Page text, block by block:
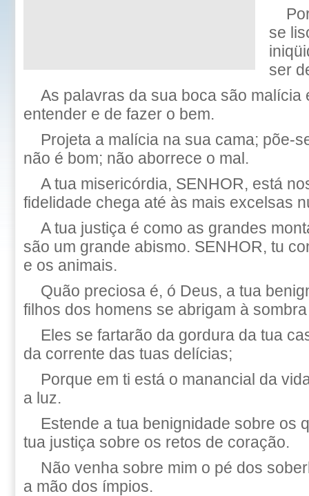
se
ser
As palavras da sua boca são malícia
entender e de fazer o bem.
Projeta a malícia na sua cama; põe-
não é bom; não aborrece o mal.
A tua misericórdia, SENHOR, está
fidelidade chega até às mais excelsas
A tua justiça é como as grandes
são um grande abismo. SENHOR, tu
e os animais.
Quão preciosa é, ó Deus, a tua
filhos dos homens se abrigam à
Eles se fartarão da gordura da tua
da corrente das tuas delícias;
Porque em ti está o manancial da
a luz.
Estende a tua benignidade sobre os
tua justiça sobre os retos de coração.
Não venha sobre mim o pé dos
a mão dos ímpios.